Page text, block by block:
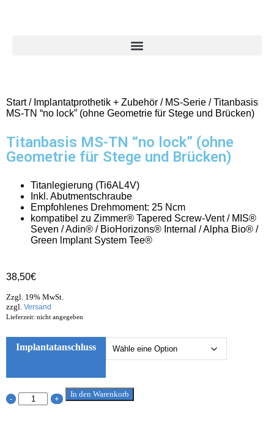
Start/ Implantatprothetik + Zubehör / MS-Serie / Titanbasis
MS-TN “no lock” (ohne Geometrie für Stege und Brücken)
Titanbasis MS-TN “no lock” (ohne
Geometrie für Stege und Brücken)
Titanlegierung (Ti6AL4V)
Inkl. Abutmentschraube
Empfohlenes Drehmoment: 25 Ncm
kompatibel zu Zimmer® Tapered Screw-Vent / MIS®
Seven / Adin® / BioHorizons® Internal / Alpha Bio® /
Green lmplant System Tee®
38,50€
Zzgl. 19% MwSt.
zzgl. Versand
Lieferzeit: nicht angegeben
Implantatanschluss
- +
In den Warenkorb